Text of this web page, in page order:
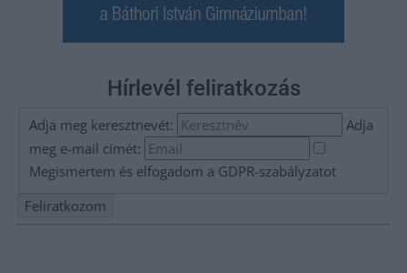
Hírlevél feliratkozás
Adja meg keresztnevét:
Adja
meg e-mail címét:
Megismertem és elfogadom a GDPR-szabályzatot